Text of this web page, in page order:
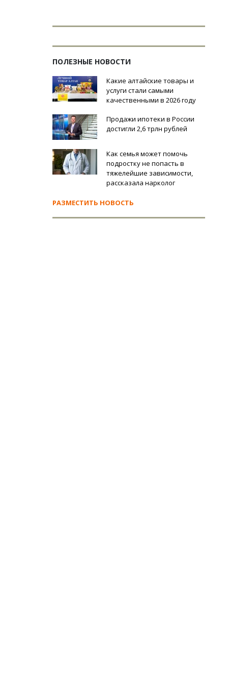
ПОЛЕЗНЫЕ НОВОСТИ
Какие алтайские товары и
услуги стали самыми
качественными в 2026 году
Продажи ипотеки в России
достигли 2,6 трлн рублей
Как семья может помочь
подростку не попасть в
тяжелейшие зависимости,
рассказала нарколог
РАЗМЕСТИТЬ НОВОСТЬ